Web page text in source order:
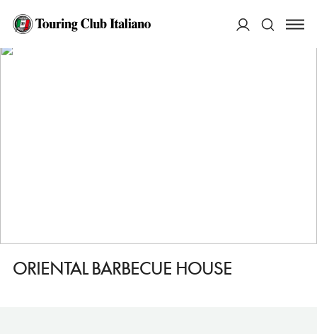
HOME
ORIENTAL BARBECUE HOUSE
ORIENTAL BARBECUE HOUSE